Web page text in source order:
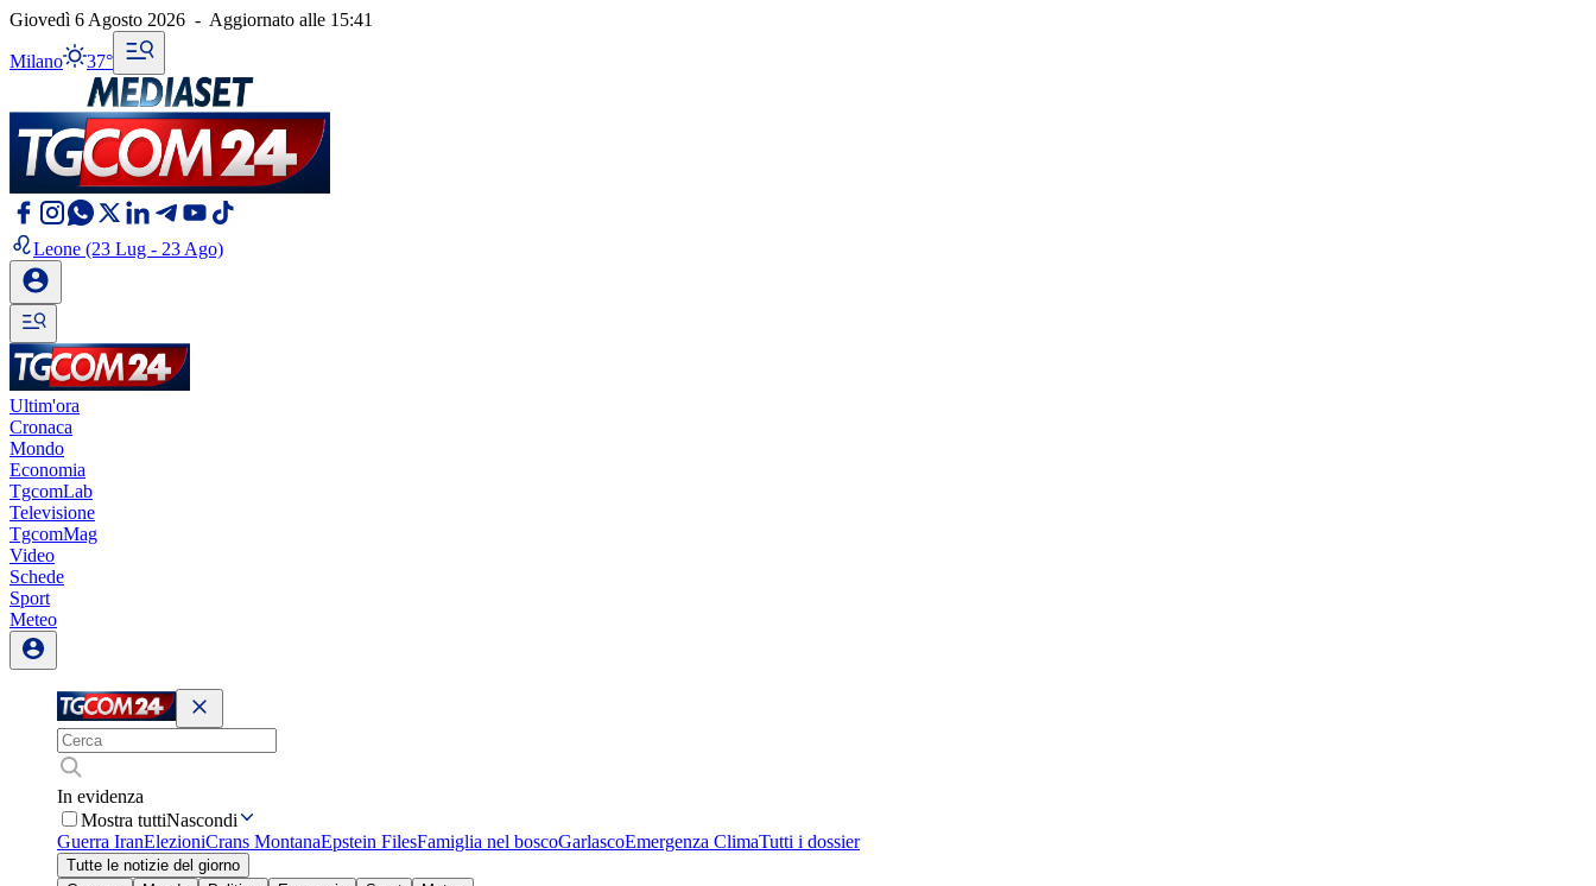
Giovedì 6 Agosto 2026 - Aggiornato alle 15:41
Milano 37°
Leone (23 Lug - 23 Ago)
Ultim'ora
Cronaca
Mondo
Economia
TgcomLab
Televisione
TgcomMag
Video
Schede
Sport
Meteo
In evidenza
Mostra tuttiNascondi
Guerra IranElezioniCrans MontanaEpstein FilesFamiglia nel boscoGarlascoEmergenza ClimaTutti i dossier
Tutte le notizie del giorno